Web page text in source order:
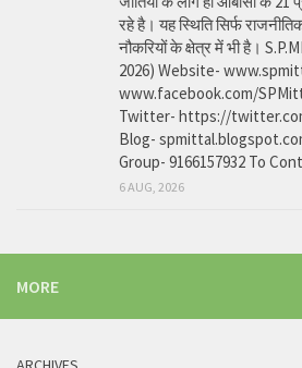
रहे है। यह स्थिति सिर्फ
नौकरियों के क्षेत्र में भी है।
2026) Website-
www.facebook.com/
Twitter- https://
Blog-
Group- 9166157932 To
6 AUG, 2026
MORE